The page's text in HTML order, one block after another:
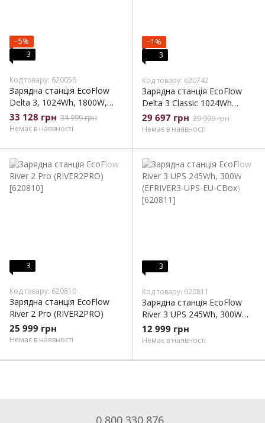
−5%
3
Код товару: 620056
Зарядна станція EcoFlow
Delta 3, 1024Wh, 1800W,
Solargenerator (EFDELTA3-
EU)
33 128 грн 34 999 грн
Немає в наявності
−1%
3
Код товару: 620742
Зарядна станція EcoFlow
Delta 3 Classic 1024Wh
1800W (EFDELTA3C-EU-
CBox-L)
29 697 грн 29 999 грн
Немає в наявності
3
Код товару: 620810
Зарядна станція EcoFlow
River 2 Pro (RIVER2PRO)
25 999 грн
Немає в наявності
3
Код товару: 620811
Зарядна станція EcoFlow
River 3 UPS 245Wh, 300W
(EFRIVER3-UPS-EU-CBox)
12 999 грн
Немає в наявності
0 800 330 876